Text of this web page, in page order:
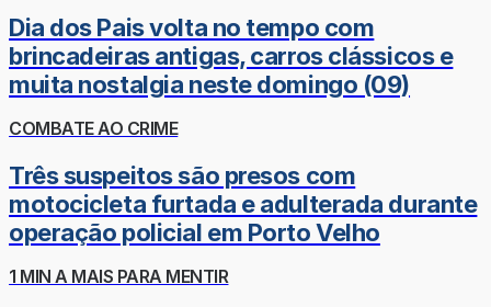
Dia dos Pais volta no tempo com
brincadeiras antigas, carros clássicos e
muita nostalgia neste domingo (09)
COMBATE AO CRIME
Três suspeitos são presos com
motocicleta furtada e adulterada durante
operação policial em Porto Velho
1 MIN A MAIS PARA MENTIR